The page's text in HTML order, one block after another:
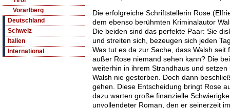
Vorarlberg
Deutschland
Schweiz
Italien
International
Die erfolgreiche Schriftstellerin Rose
dem ebenso berühmten Kriminalautor
Die beiden sind das perfekte Paar: Sie
und streiten sich, bezeugen sich jeden
Was tut es da zur Sache, dass Walsh
außer Rose niemand sehen kann? Die
weiterhin in ihrem Strandhaus und
Walsh nie gestorben. Doch dann
gehen. Diese Entscheidung bringt Rose
dazu warten große finanzielle
unvollendeter Roman, den er seinerzeit